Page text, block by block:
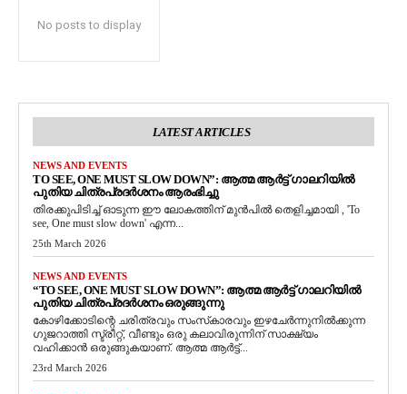
No posts to display
LATEST ARTICLES
NEWS AND EVENTS
TO SEE, ONE MUST SLOW DOWN”: ആത്മ ആർട്ട് ഗാലറിയിൽ
പുതിയ ചിത്രപ്രദർശനം ആരംഭിച്ചു
തിരക്കുപിടിച്ച് ഓടുന്ന ഈ ലോകത്തിന് മുൻപിൽ തെളിച്ചമായി , 'To
see, One must slow down' എന്ന...
25th March 2026
NEWS AND EVENTS
“TO SEE, ONE MUST SLOW DOWN”: ആത്മ ആർട്ട് ഗാലറിയിൽ
പുതിയ ചിത്രപ്രദർശനം ഒരുങ്ങുന്നു
കോഴിക്കോടിന്റെ ചരിത്രവും സംസ്‌കാരവും ഇഴചേർന്നുനിൽക്കുന്ന
ഗുജറാത്തി സ്ട്രീറ്റ്, വീണ്ടും ഒരു കലാവിരുന്നിന് സാക്ഷ്യം
വഹിക്കാൻ ഒരുങ്ങുകയാണ്. ആത്മ ആർട്ട്...
23rd March 2026